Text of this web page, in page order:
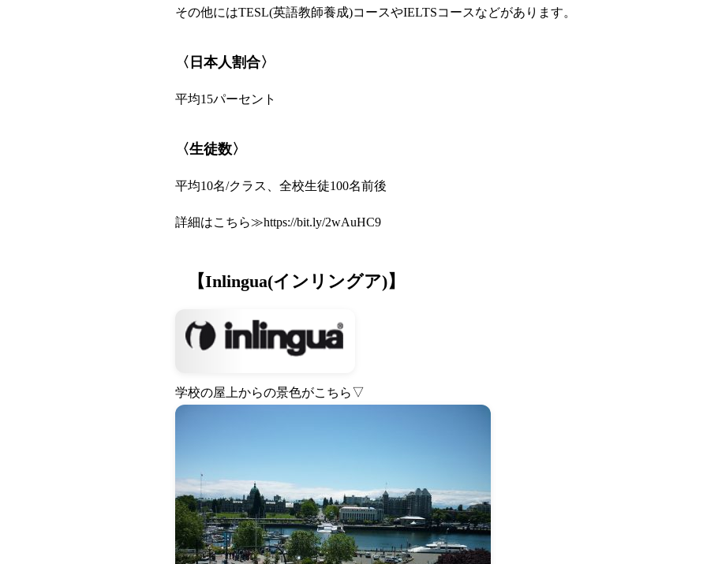
その他にはTESL(英語教師養成)コースやIELTSコースなどがあります。
〈日本人割合〉
平均15パーセント
〈生徒数〉
平均10名/クラス、全校生徒100名前後
詳細はこちら≫https://bit.ly/2wAuHC9
【Inlingua(インリングア)】
学校の屋上からの景色がこちら▽